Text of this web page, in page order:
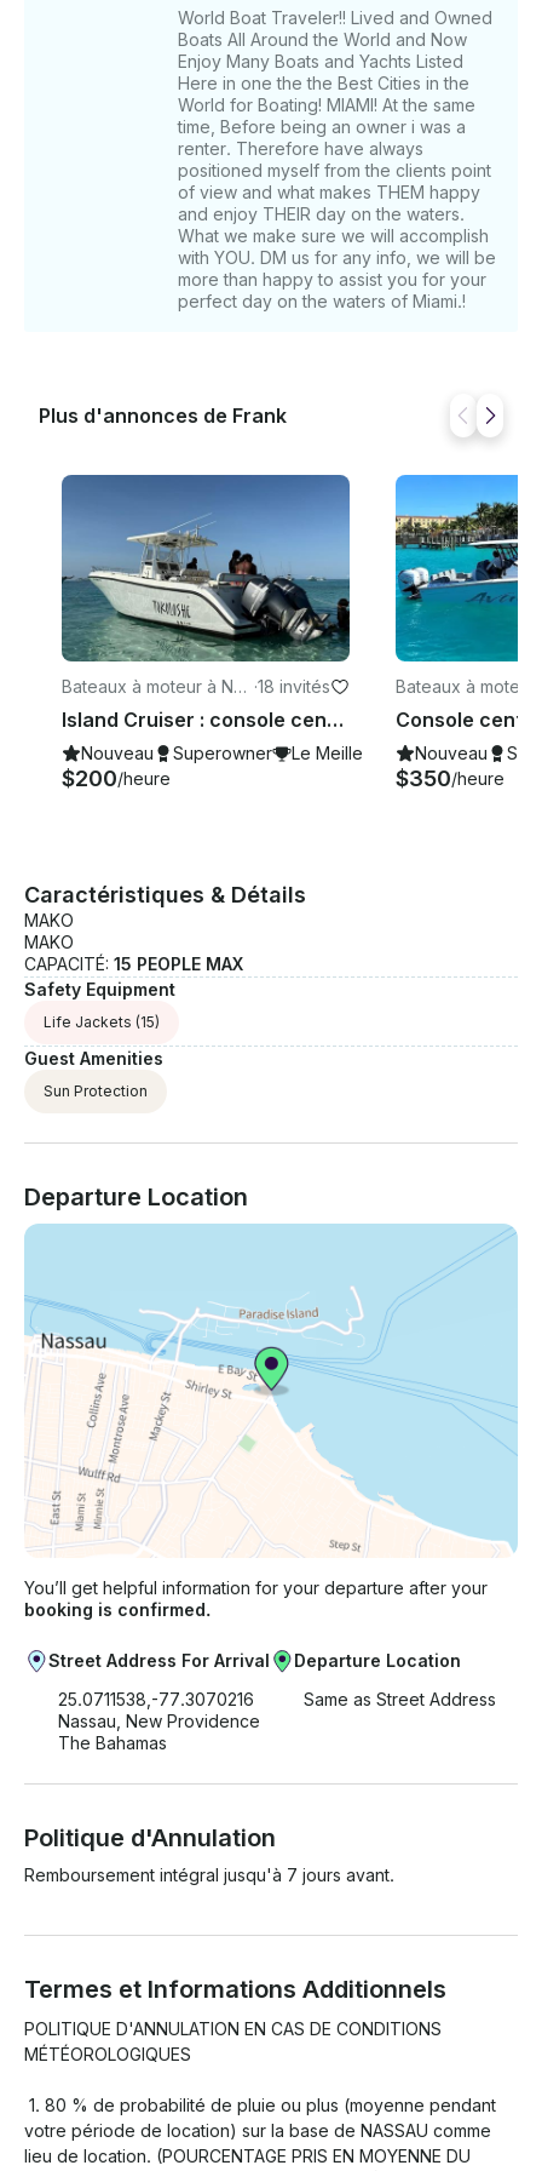
World Boat Traveler!! Lived and Owned
Boats All Around the World and Now
Enjoy Many Boats and Yachts Listed
Here in one the the Best Cities in the
World for Boating! MIAMI! At the same
time, Before being an owner i was a
renter. Therefore have always
positioned myself from the clients point
of view and what makes THEM happy
and enjoy THEIR day on the waters.
What we make sure we will accomplish
with YOU. DM us for any info, we will be
more than happy to assist you for your
perfect day on the waters of Miami.!
Plus d'annonces de Frank
Bateaux à moteur à Nas
sau
·18 invités
Island Cruiser : console centrale Century de 32 pouces — Power & Paradise à Nassau
Nouveau Superowner Le Meilleur de 2026
$200/heure
Bateaux à moteur
sau
Nouveau
$350/heure
Caractéristiques & Détails
MAKO
MAKO
CAPACITÉ: 15 PEOPLE MAX
Safety Equipment
Life Jackets (15)
Guest Amenities
Sun Protection
Departure Location
You’ll get helpful information for your departure after your
booking is confirmed.
Street Address For Arrival
25.0711538,-77.3070216
Nassau, New Providence
The Bahamas
Departure Location
Same as Street Address
Politique d'Annulation
Remboursement intégral jusqu'à 7 jours avant.
Termes et Informations Additionnels
POLITIQUE D'ANNULATION EN CAS DE CONDITIONS
MÉTÉOROLOGIQUES
votre période de location) sur la base de NASSAU comme
lieu de location. (POURCENTAGE PRIS EN MOYENNE DU